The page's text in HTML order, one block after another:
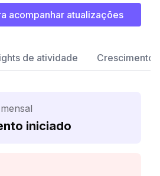
acompanhar atualizações
de atividade Crescimento
iniciado